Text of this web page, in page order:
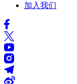
加入我们